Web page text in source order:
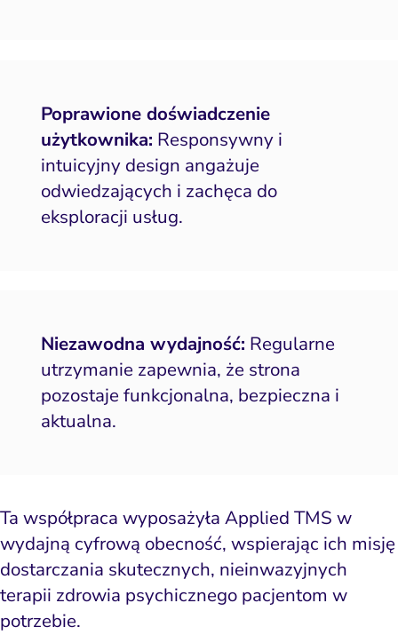
Poprawione doświadczenie
użytkownika: Responsywny i
intuicyjny design angażuje
odwiedzających i zachęca do
eksploracji usług.
Niezawodna wydajność: Regularne
utrzymanie zapewnia, że strona
pozostaje funkcjonalna, bezpieczna i
aktualna.
Ta współpraca wyposażyła Applied TMS w
wydajną cyfrową obecność, wspierając ich misję
dostarczania skutecznych, nieinwazyjnych
terapii zdrowia psychicznego pacjentom w
potrzebie.